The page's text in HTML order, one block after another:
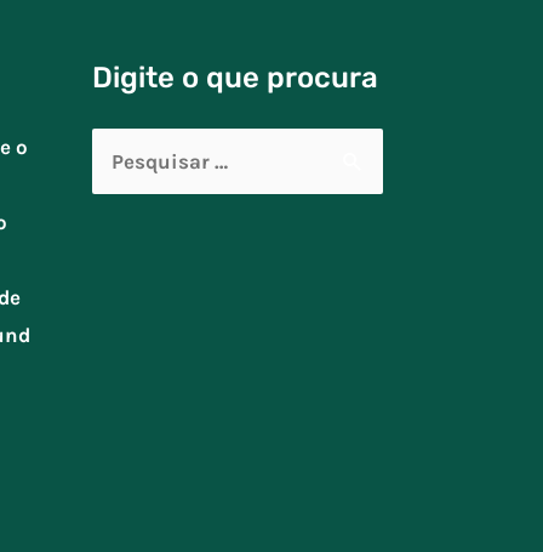
o
Digite o que procura